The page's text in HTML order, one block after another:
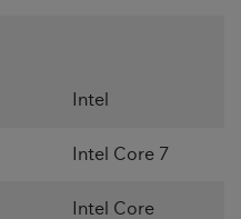
Intel
Intel Core 7
Intel Core